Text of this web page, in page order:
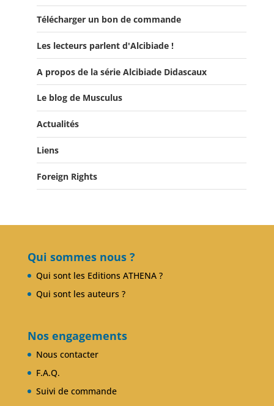
Télécharger un bon de commande
Les lecteurs parlent d'Alcibiade !
Les lecteurs en parlent - Livre d'0r
Flipbook Exposé Alcibiade Didascaux
A propos de la série Alcibiade Didascaux
Le blog de Musculus
Actualités
Actualités
Salons du Livre
Club Alcibiade Didascaux
Forum enseignants
Liens
Foreign Rights
Qui sommes nous ?
Qui sont les Editions ATHENA ?
Qui sont les auteurs ?
Nos engagements
Nous contacter
F.A.Q.
Suivi de commande